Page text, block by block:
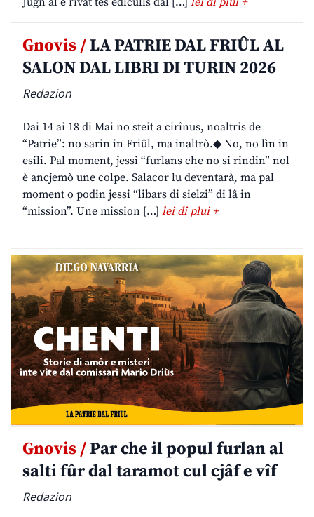
Gnovis /LA PATRIE DAL FRIÛL AL
SALON DAL LIBRI DI TURIN 2026
Redazion
Dai 14 ai 18 di Mai no steit a cirînus, noaltris de
“Patrie”: no sarin in Friûl, ma inaltrò.◆ No, no lìn in
esili. Pal moment, jessi “furlans che no si rindin” nol
è ancjemò une colpe. Salacor lu deventarà, ma pal
moment o podin jessi “libars di sielzi” di lâ in
“mission”. Une mission […] lei di plui +
Gnovis /Par che il popul furlan al
salti fûr dal taramot cul cjâf e vîf
Redazion